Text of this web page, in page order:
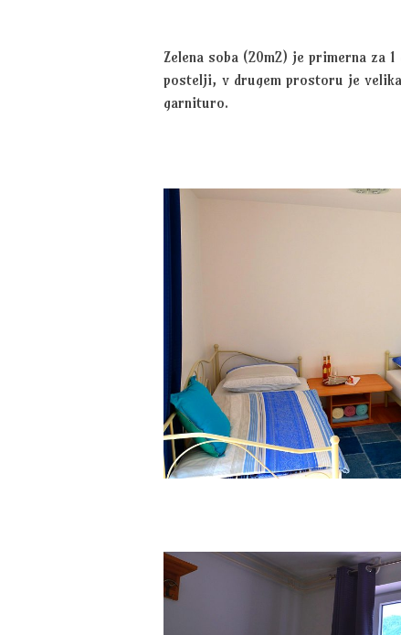
Zelena soba (20m2) je primerna za
postelji, v drugem prostoru je
garnituro.